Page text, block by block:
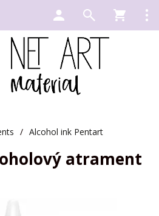
/ Alcohol ink Pentart
atrament